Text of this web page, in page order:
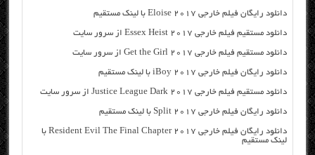
دانلود رایگان فیلم خارجی Eloise 2017 با لینک مستقیم
دانلود مستقیم فیلم خارجی Essex Heist 2017 از سرور سایت
دانلود مستقیم فیلم خارجی Get the Girl 2017 از سرور سایت
دانلود رایگان فیلم خارجی iBoy 2017 با لینک مستقیم
دانلود مستقیم فیلم خارجی Justice League Dark 2017 از سرور سایت
دانلود رایگان فیلم خارجی Split 2017 با لینک مستقیم
دانلود رایگان فیلم خارجی Resident Evil The Final Chapter 2017 با
لینک مستقیم